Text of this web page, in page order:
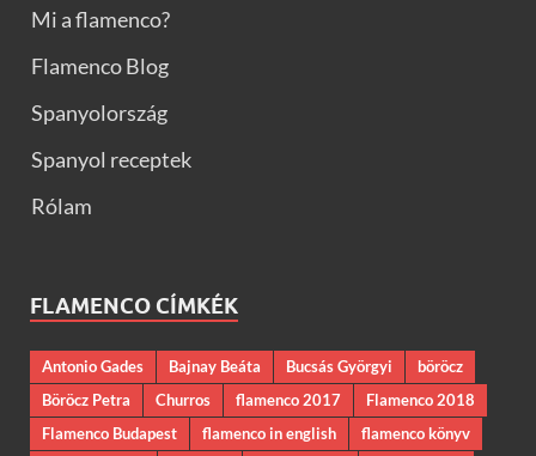
Mi a flamenco?
Flamenco Blog
Spanyolország
Spanyol receptek
Rólam
FLAMENCO CÍMKÉK
Antonio Gades Bajnay Beáta Bucsás Györgyi
böröcz
Böröcz Petra
Churros flamenco 2017
Flamenco 2018
Flamenco Budapest
flamenco in english
flamenco könyv